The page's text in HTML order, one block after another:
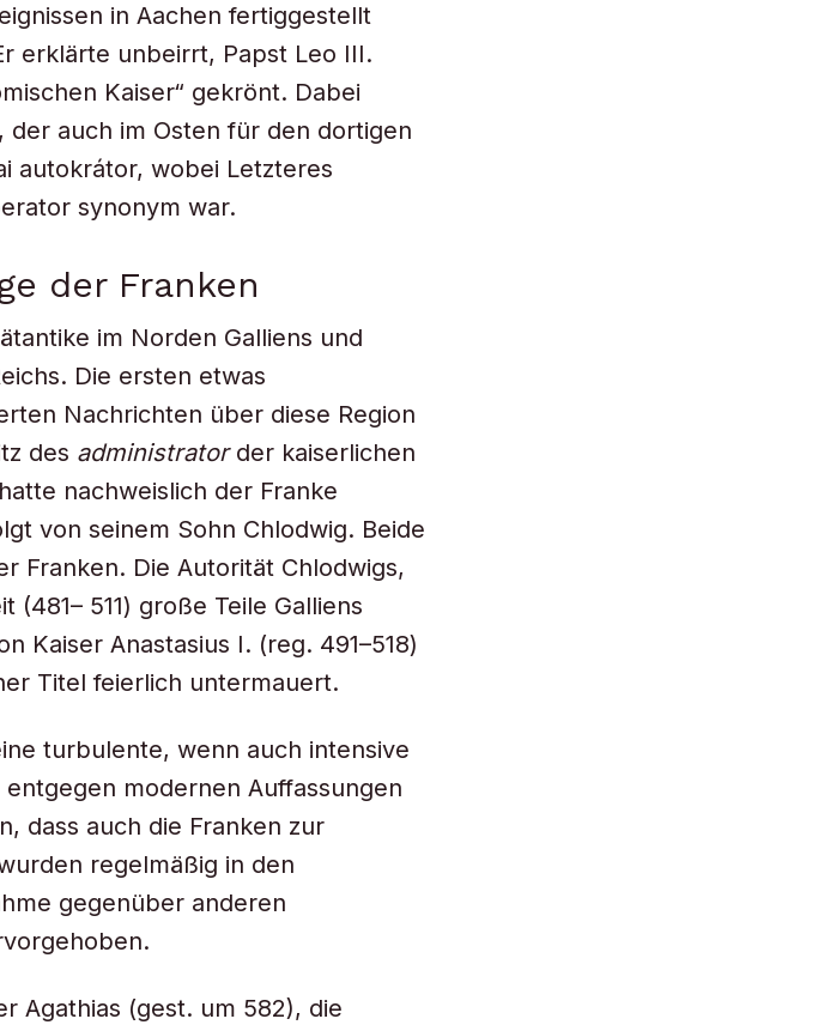
in Aachen fertiggestellt
erklärte unbeirrt, Papst Leo III.
Kaiser“ gekrönt. Dabei
auch im Osten für den dortigen
autokrátor, wobei Letzteres
synonym war.
der Franken
im Norden Galliens und
Die ersten etwas
Nachrichten über diese Region
des administratorder kaiserlichen
nachweislich der Franke
von seinem Sohn Chlodwig. Beide
Franken. Die Autorität Chlodwigs,
(481– 511) große Teile Galliens
Kaiser Anastasius I. (reg. 491–518)
Titel feierlich untermauert.
turbulente, wenn auch intensive
modernen Auffassungen
dass auch die Franken zur
regelmäßig in den
gegenüber anderen
Agathias (gest. um 582), die